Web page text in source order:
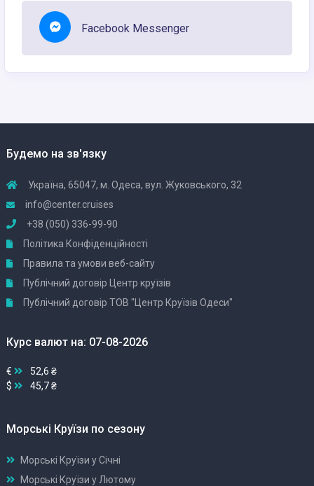
Facebook Messenger
Будемо на зв'язку
Україна, 65047, м. Одеса, вул. Жуковського, 32
info@center.cruises
+38 (050) 336-99-90
Політика Конфіденційності
Правила та умови веб-сайту
Публічний договір Центр круїзів
Публічний договір ТОВ "Центр Круїзів Одеси"
Курс валют на: 07-08-2026
€
52,6 ₴
$
45,7 ₴
Морські Круїзи по сезону
Морські Круїзи у Січні
Морські Круїзи у Лютому